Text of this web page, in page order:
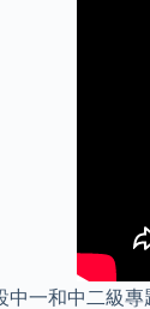
一和中二級